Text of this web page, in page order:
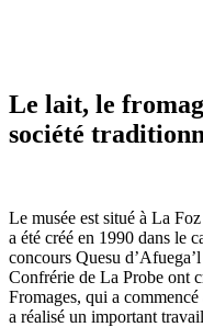
Le lait, le
société
Le musée est situé à La
a été créé en 1990 dans le
concours Quesu
Confrérie de La Probe ont
Fromages, qui a
a réalisé un important